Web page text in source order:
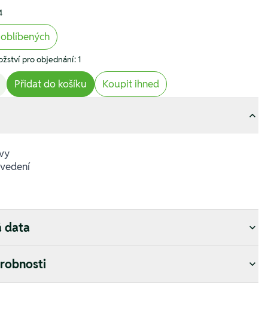
pro objednání: 1
Přidat do košíku Koupit ihned
data